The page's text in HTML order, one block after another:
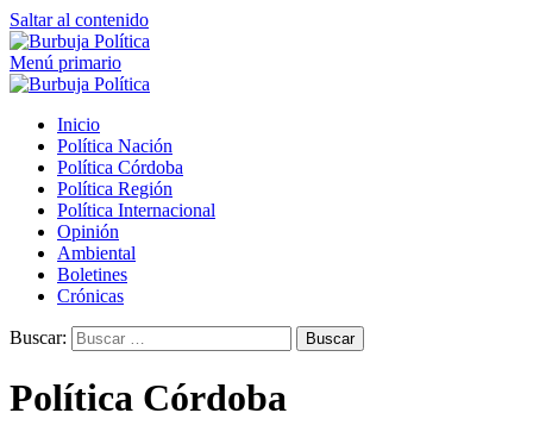
Saltar al contenido
Menú primario
Inicio
Política Nación
Política Córdoba
Política Región
Política Internacional
Opinión
Ambiental
Boletines
Crónicas
Buscar:
Política Córdoba